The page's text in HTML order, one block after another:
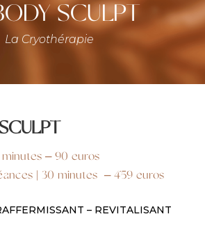
SCULPT
La Cryothérapie
minutes – 90 euros
| 30 minutes – 459 euros
– REVITALISANT